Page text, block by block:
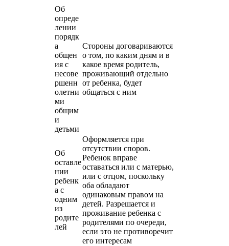
Об
опреде
лении
порядк
а
общен
ия с
несове
ршенн
олетни
ми
общим
и
детьми
Стороны договариваются
о том, по каким дням и в
какое время родитель,
проживающий отдельно
от ребенка, будет
общаться с ним
Об
оставле
нии
ребенк
а с
одним
из
родите
лей
Оформляется при
отсутствии споров.
Ребенок вправе
оставаться или с матерью,
или с отцом, поскольку
оба обладают
одинаковым правом на
детей. Разрешается и
проживание ребенка с
родителями по очереди,
если это не противоречит
его интересам